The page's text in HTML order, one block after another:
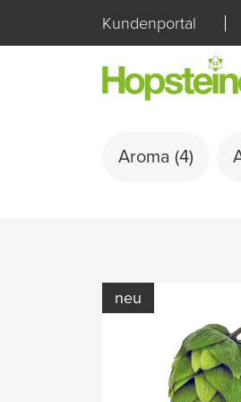
Kundenportal
Aroma (4)
neu